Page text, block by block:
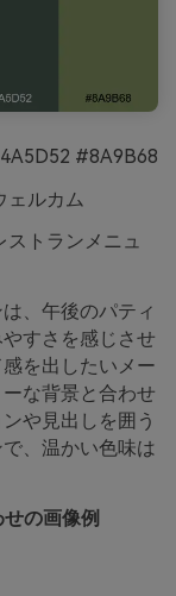
#8A9B68
ェルカム
ストランメニュ
、午後のパティ
すさを感じさせ
を出したいメー
な背景と合わせ
や見出しを囲う
、温かい色味は
の画像例